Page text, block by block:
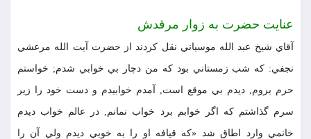
عنايت حضرت به زوار مرقدش
آقاي شيخ عبد الله موسياني نقل كردند از حضرت آيت الله مرعشي
نجفي: كه شب زمستاني بود كه من دچار بي خوابي شدم; خواستم
حرم بروم, ديدم بي موقع است, آمدم خوابيدم و دست خود را زير
سرم گذاشتم كه اگر خوابم برد خواب نمانم, در عالم خواب ديدم
خانمي وارد اطاق شد «كه قيافه او را به خوبي ديدم ولي آن را